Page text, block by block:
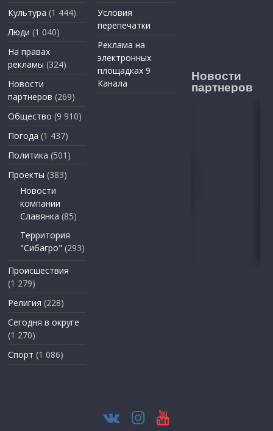
Культура (1 444)
Люди (1 040)
На правах
рекламы (324)
Новости
партнеров (269)
Общество (9 910)
Погода (1 437)
Политика (501)
Проекты (383)
Новости
компании
Славянка (85)
Территория
"Сибагро" (293)
Происшествия
(1 279)
Религия (228)
Сегодня в округе
(1 270)
Спорт (1 086)
Условия
перепечатки
Реклама на
электронных
площадках 9
Канала
Новости
партнеров